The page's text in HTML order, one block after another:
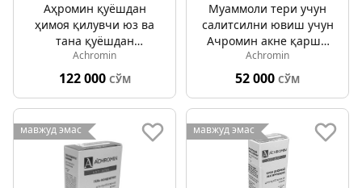
Аҳромин қуёшдан
ҳимоя қилувчи юз ва
тана қуёшдан
ҳимояловчи
немлендириcи крем
Achromin
122 000 СЎМ
Муаммоли тери учун
салитсилни ювиш учун
Ачромин акне қарши
гел 100мл
Achromin
52 000 СЎМ
мавжуд эмас мавжуд эмас